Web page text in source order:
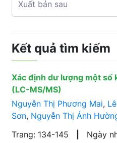
Kết quả tìm kiếm
Xác định dư lượng một số
(LC-MS/MS)
Nguyễn Thị Phương Mai,
Sơn, Nguyễn Thị Ánh
Trang: 134-145
Ngày